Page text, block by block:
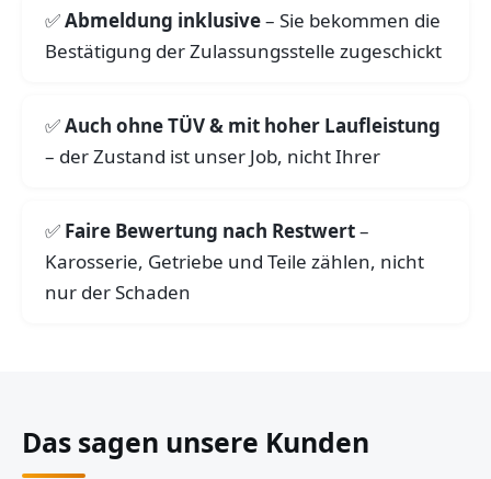
Abmeldung inklusive– Sie bekommen die
Bestätigung der Zulassungsstelle zugeschickt
Auch ohne TÜV & mit hoher Laufleistung
– der Zustand ist unser Job, nicht Ihrer
Faire Bewertung nach Restwert–
Karosserie, Getriebe und Teile zählen, nicht
nur der Schaden
Das sagen unsere Kunden